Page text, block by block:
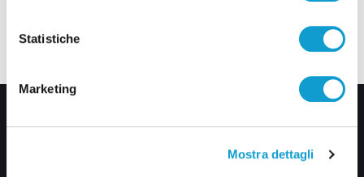
Statistiche
Marketing
Mostra dettagli